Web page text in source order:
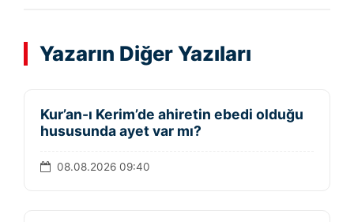
Yazarın Diğer Yazıları
Kur’an-ı Kerim’de ahiretin ebedi olduğu
hususunda ayet var mı?
08.08.2026 09:40